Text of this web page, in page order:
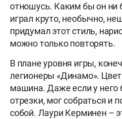
отношусь. Каким бы он ни
играл круто, необычно,
придумал этот стиль,
можно только повторять.
В плане уровня игры,
легионеры «Динамо».
машина. Даже если у него
отрезки, мог собраться и
собой. Лаури Керминен –